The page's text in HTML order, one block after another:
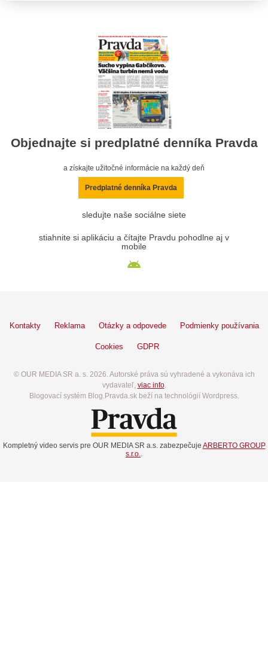
Objednajte si predplatné denníka Pravda
a získajte užitočné informácie na každý deň
Predplatné denníka Pravda
sledujte naše sociálne siete
stiahnite si aplikáciu a čítajte Pravdu pohodlne aj v
mobile
Kontakty Reklama Otázky a odpovede Podmienky používania
Cookies GDPR
© OUR MEDIA SR a. s. 2026. Autorské práva sú vyhradené a vykonáva ich
vydavateľ, viac info.
Blogovací systém Blog.Pravda.sk beží na technológií Wordpress.
Kompletný video servis pre OUR MEDIA SR a.s. zabezpečuje ARBERTO GROUP
s.r.o..